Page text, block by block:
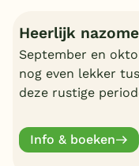
Heerlijk
September en
nog even lekker
deze rustige
Info & boeken